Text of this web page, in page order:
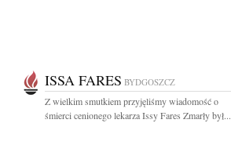
ISSA FARES BYDGOSZCZ
Z wielkim smutkiem przyjęliśmy wiadomość o
śmierci cenionego lekarza Issy Fares Zmarły był...